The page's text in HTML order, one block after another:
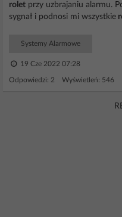
rolet przy uzbrajaniu alarmu.
sygnał i podnosi mi wszystkie
Systemy Alarmowe
19 Cze 2022 07:28
Odpowiedzi: 2 Wyświetleń: 546